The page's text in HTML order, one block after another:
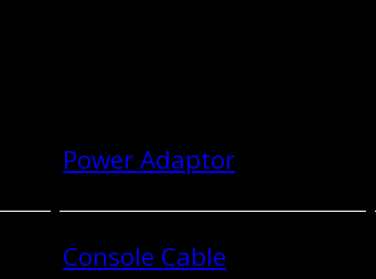
Power Adaptor
Console Cable